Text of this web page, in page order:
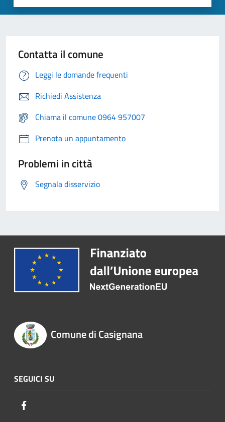
Contatta il comune
Leggi le domande frequenti
Richiedi Assistenza
Chiama il comune 0964 957007
Prenota un appuntamento
Problemi in città
Segnala disservizio
Comune di Casignana
SEGUICI SU